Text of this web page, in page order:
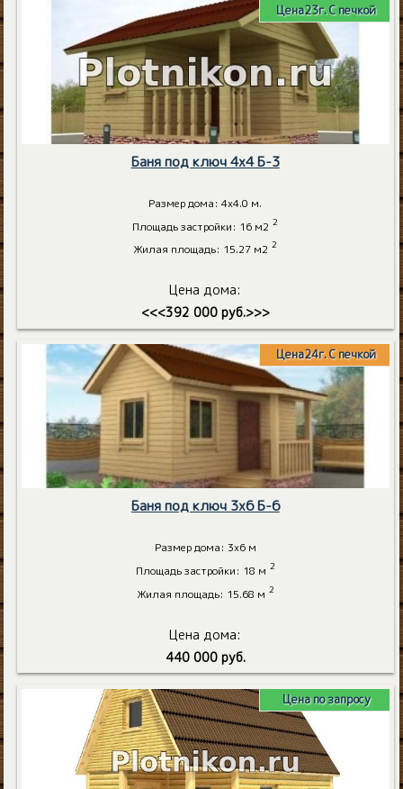
Цена23г. С печкой
Баня под ключ 4х4 Б-3
Размер дома: 4х4.0 м.
Площадь застройки: 16 м2 2
Жилая площадь: 15.27 м2 2
Цена дома:
<<<392 000 руб.>>>
Цена24г. С печкой
Баня под ключ 3х6 Б-6
Размер дома: 3х6 м
Площадь застройки: 18 м 2
Жилая площадь: 15.68 м 2
Цена дома:
440 000 руб.
Цена по запросу